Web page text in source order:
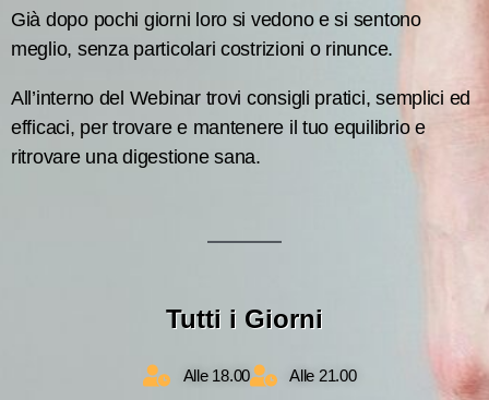
Già dopo pochi giorni loro si vedono e si sentono
meglio, senza particolari costrizioni o rinunce.
All’interno del Webinar trovi consigli pratici, semplici ed
efficaci, per trovare e mantenere il tuo equilibrio e
ritrovare una digestione sana.
Tutti i Giorni
Alle 18.00 Alle 21.00